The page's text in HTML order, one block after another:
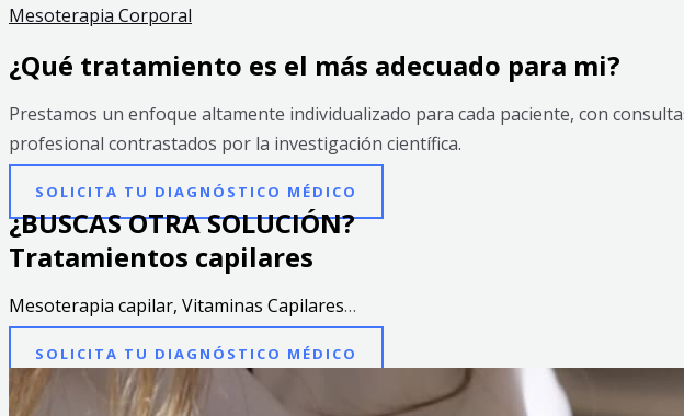
Mesoterapia Corporal
¿Qué tratamiento es el más adecuado para mi?
Prestamos un enfoque altamente individualizado para cada paciente, con
profesional contrastados por la investigación científica.
SOLICITA TU DIAGNÓSTICO MÉDICO
¿BUSCAS OTRA SOLUCIÓN?
Tratamientos capilares
Mesoterapia capilar, Vitaminas Capilares…
SOLICITA TU DIAGNÓSTICO MÉDICO